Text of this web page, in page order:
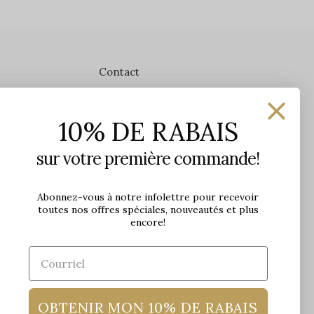
Contact
1650 avenue Jules-Verne, Local 103
G2G 2R1, Québec, Canada
Lundi: 9h - 17h
Mardi: 9h - 17h
Mercredi: 9h - 18h
Jeudi: 9h - 21h
Samedi: 9h à 17h
10% DE RABAIS
sur votre première commande!
Abonnez-vous à notre infolettre pour recevoir
toutes nos offres spéciales, nouveautés et plus
encore!
OBTENIR MON 10% DE RABAIS